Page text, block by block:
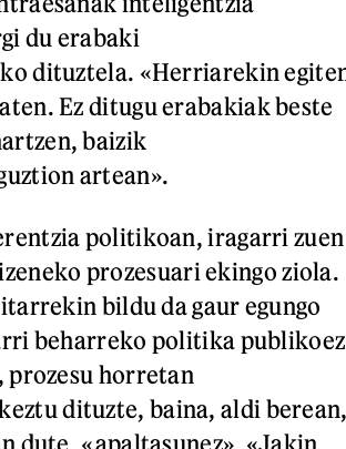
du erabaki
dituztela. «Herriarekin
Ez ditugu erabakiak beste
baizik
artean».
politikoan, iragarri zuen
prozesuari ekingo ziola.
bildu da gaur egungo
beharreko politika publikoez
prozesu horretan
dituzte, baina, aldi
dute, «apaltasunez». «Jakin